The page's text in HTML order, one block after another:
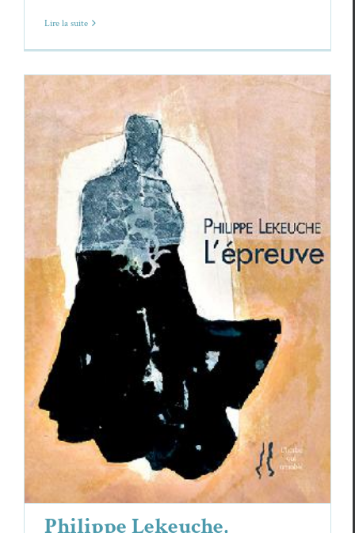
Lire la suite
Philippe Lekeuche, L’épreuve
Critiques Philippe Lekeuche
Philippe Lekeuche,